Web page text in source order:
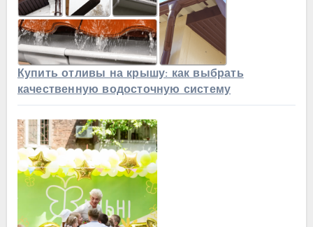
Купить отливы на крышу: как выбрать
качественную водосточную систему